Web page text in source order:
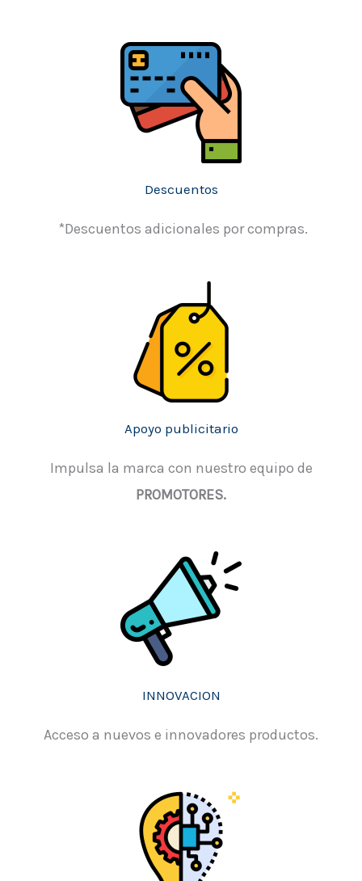
Descuentos
*Descuentos adicionales por compras.
Apoyo publicitario
Impulsa la marca con nuestro equipo de
PROMOTORES.
INNOVACION
Acceso a nuevos e innovadores productos.